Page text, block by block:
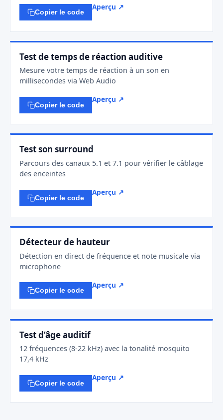
Copier le code
Aperçu ↗
Test de temps de réaction auditive
Mesure votre temps de réaction à un son en
millisecondes via Web Audio
Copier le code
Aperçu ↗
Test son surround
Parcours des canaux 5.1 et 7.1 pour vérifier le câblage
des enceintes
Copier le code
Aperçu ↗
Détecteur de hauteur
Détection en direct de fréquence et note musicale via
microphone
Copier le code
Aperçu ↗
Test d’âge auditif
12 fréquences (8-22 kHz) avec la tonalité mosquito
17,4 kHz
Copier le code
Aperçu ↗